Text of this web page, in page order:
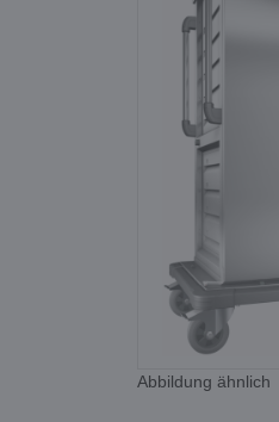
Abbildung ähnlich